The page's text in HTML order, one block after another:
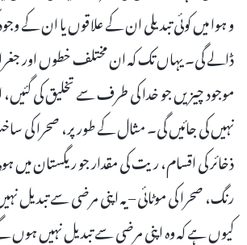
و ہوا میں کوئی تبدیلی ان کے علاقوں یا ان کے
ڈالے گی۔ یہاں تک کہ ان مختلف خطوں اور
موجود چیزیں جو خدا کی طرف سے تخلیق کی
نہیں کی جائیں گی۔ مثال کے طور پر، صحرا کی
ذخائر کی اقسام، ریت کی مقدار جو ریگستان میں
رنگ، صحرا کی موٹائی – یہ اپنی مرضی سے تبدیل
کیوں ہے کہ وہ اپنی مرضی سے تبدیل نہیں ہوں